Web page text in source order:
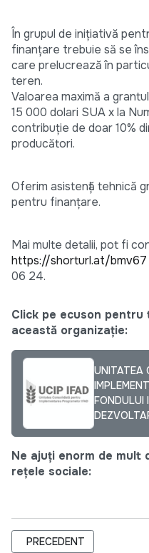
În grupul de inițiativă
finanțare trebuie să se
care prelucrează în
teren.
Valoarea maximă a
15 000 dolari SUA x la
contribuție de doar 10%
producători.
Oferim asistență tehnică
pentru finanțare.
Mai multe detalii, pot fi
https://shorturl.at/bmv67
06 24.
Click pe ecuson
această organizație:
UNITATEA
FONDULUI
Ne ajuți enorm de mult
rețele sociale:
ARTICOL PRECEDENT:
PRECEDENT